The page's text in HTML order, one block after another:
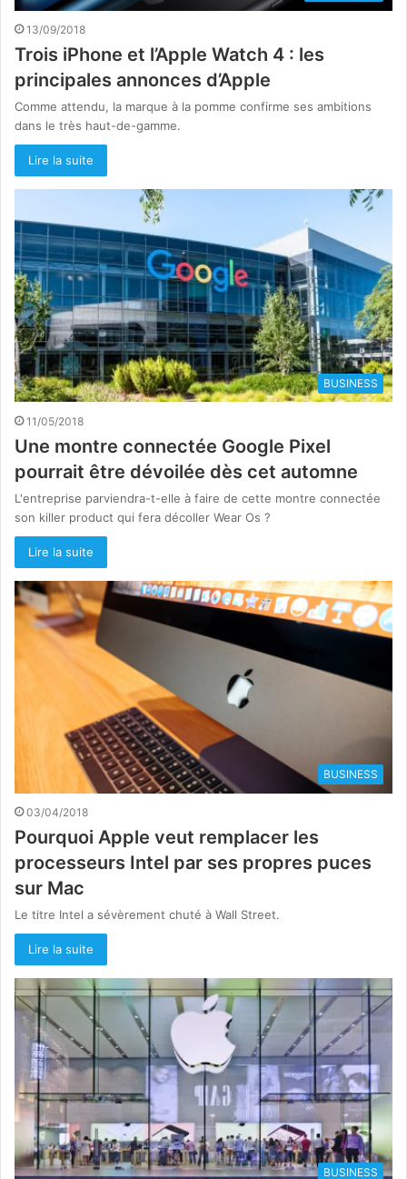
13/09/2018
Trois iPhone et l’Apple Watch 4 : les
principales annonces d’Apple
Comme attendu, la marque à la pomme confirme ses ambitions
dans le très haut-de-gamme.
Lire la suite
BUSINESS
11/05/2018
Une montre connectée Google Pixel
pourrait être dévoilée dès cet automne
L'entreprise parviendra-t-elle à faire de cette montre connectée
son killer product qui fera décoller Wear Os ?
Lire la suite
BUSINESS
03/04/2018
Pourquoi Apple veut remplacer les
processeurs Intel par ses propres puces
sur Mac
Le titre Intel a sévèrement chuté à Wall Street.
Lire la suite
BUSINESS